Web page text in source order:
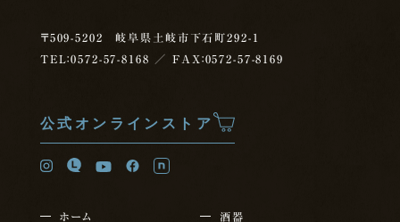
〒509-5202 岐阜県土岐市下石町292-1
TEL：0572-57-8168
／ FAX：0572-57-8169
公式オンラインストア
ホーム 酒器